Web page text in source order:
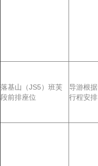
落基山（JS5）班芙
段前排座位
导游根据
行程安排